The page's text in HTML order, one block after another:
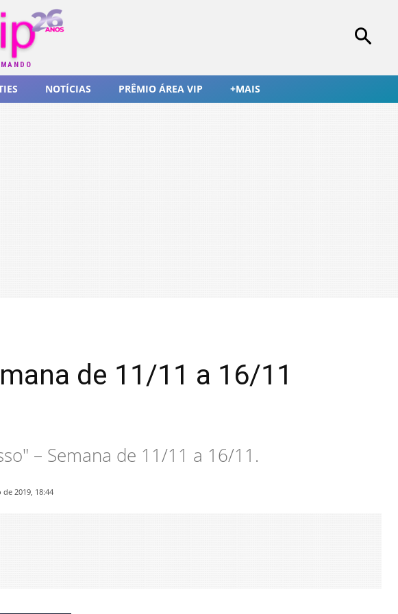
NOTÍCIAS PRÊMIO ÁREA VIP +MAIS
de 11/11 a 16/11
– Semana de 11/11 a 16/11.
2019, 18:44